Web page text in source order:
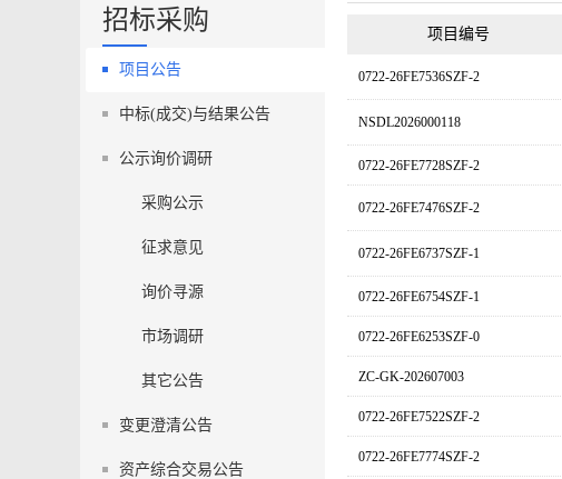
招标采购
项目公告
中标(成交)与结果公告
公示询价调研
采购公示
征求意见
询价寻源
市场调研
其它公告
变更澄清公告
资产综合交易公告
项目编号
0722-26FE7536SZF-2
NSDL2026000118
0722-26FE7728SZF-2
0722-26FE7476SZF-2
0722-26FE6737SZF-1
0722-26FE6754SZF-1
0722-26FE6253SZF-0
ZC-GK-202607003
0722-26FE7522SZF-2
0722-26FE7774SZF-2